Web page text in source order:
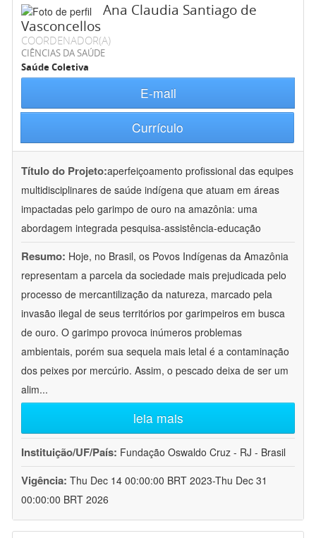
Ana Claudia Santiago de
Vasconcellos
COORDENADOR(A)
CIÊNCIAS DA SAÚDE
Saúde Coletiva
E-mail
Currículo
Título do Projeto:aperfeiçoamento profissional das equipes
multidisciplinares de saúde indígena que atuam em áreas
impactadas pelo garimpo de ouro na amazônia: uma
abordagem integrada pesquisa-assistência-educação
Resumo: Hoje, no Brasil, os Povos Indígenas da Amazônia
representam a parcela da sociedade mais prejudicada pelo
processo de mercantilização da natureza, marcado pela
invasão ilegal de seus territórios por garimpeiros em busca
de ouro. O garimpo provoca inúmeros problemas
ambientais, porém sua sequela mais letal é a contaminação
dos peixes por mercúrio. Assim, o pescado deixa de ser um
alim...
leia mais
Instituição/UF/País: Fundação Oswaldo Cruz - RJ - Brasil
Vigência: Thu Dec 14 00:00:00 BRT 2023-Thu Dec 31
00:00:00 BRT 2026